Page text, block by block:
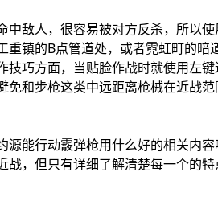
中敌人，很容易被对方反杀，所以
重镇的B点管道处，或者霓虹町的
技巧方面，当贴脸作战时就使用左
免和步枪这类中远距离枪械在近战
源能行动霰弹枪用什么好的相关内
，但只有详细了解清楚每一个的